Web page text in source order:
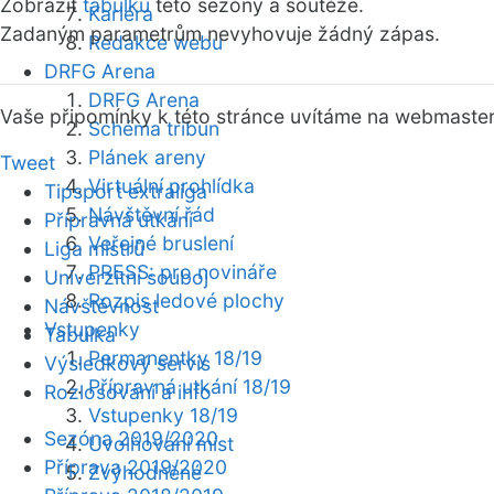
Kariéra
Redakce webu
DRFG Arena
DRFG Arena
Schéma tribun
Plánek areny
Virtuální prohlídka
Návštěvní řád
Veřejné bruslení
PRESS: pro novináře
Rozpis ledové plochy
Vstupenky
Permanentky 18/19
Přípravná utkání 18/19
Vstupenky 18/19
Uvolňování míst
Zvýhodněné
Zobrazit tabulku této sezóny a soutěže.
Zadaným parametrům nevyhovuje žádný zápas.
Vaše připomínky k této stránce uvítáme na
Tweet
Tipsport extraliga
Přípravná utkání
Liga mistrů
Univerzitní souboj
Návštěvnost
Tabulka
Výsledkový servis
Rozlosování a info
Sezóna 2019/2020
Příprava 2019/2020